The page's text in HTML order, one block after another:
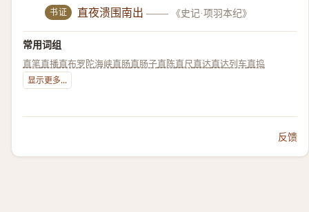
书证 直夜溃围南出 —— 《史记·项羽本纪》
常用词组
直笔直播直布罗陀海峡直肠直肠子直陈直尺直达直达列车直捣
显示更多...
反馈